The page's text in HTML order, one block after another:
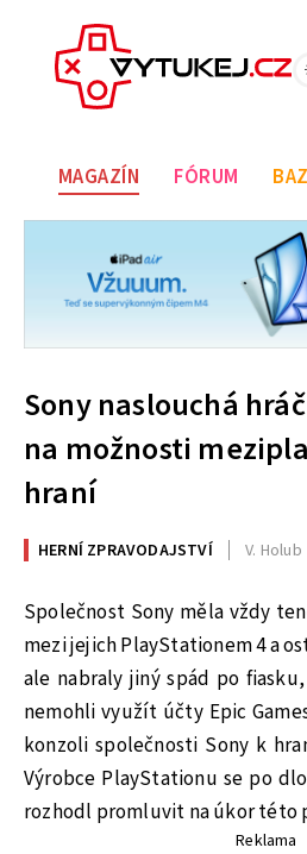
MAGAZÍN FÓRUM
Sony naslouchá
na možnosti
hraní
HERNÍ ZPRAVODAJSTVÍ V. Holub
Společnost Sony měla vždy
mezi jejich PlayStationem 4 a
ale nabraly jiný spád po
nemohli využít účty Epic
konzoli společnosti Sony k
Výrobce PlayStationu se po
rozhodl promluvit na úkor této
Reklama